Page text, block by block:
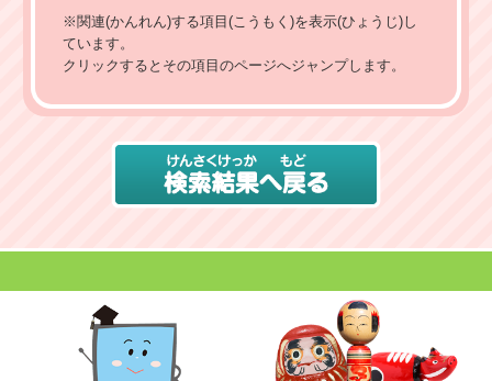
※関連(かんれん)する項目(こうもく)を表示(ひょうじ)し
ています。
クリックするとその項目のページへジャンプします。